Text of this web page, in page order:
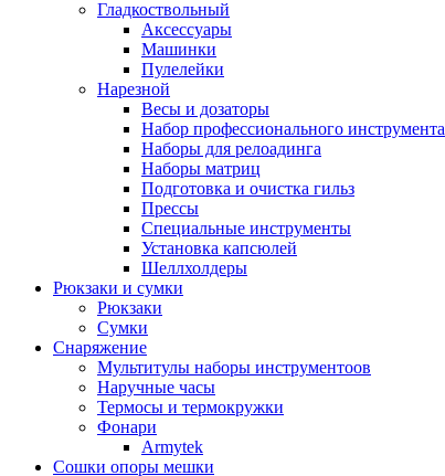
Гладкоствольный
Аксессуары
Машинки
Пулелейки
Нарезной
Весы и дозаторы
Набор профессионального инструмента
Наборы для релоадинга
Наборы матриц
Подготовка и очистка гильз
Прессы
Специальные инструменты
Установка капсюлей
Шеллхолдеры
Рюкзаки и сумки
Рюкзаки
Сумки
Снаряжение
Мультитулы наборы инструментоов
Наручные часы
Термосы и термокружки
Фонари
Armytek
Сошки опоры мешки